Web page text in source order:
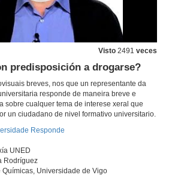
Visto 2491 veces
predisposición a drogarse?
breves, nos que un representante da
responde de maneira breve e
sobre cualquer tema de interese xeral que
un ciudadano de nivel formativo universitario.
Responde
UNED
Rodríguez
Químicas, Universidade de Vigo
20 de dec. de 2012
¿Por que o cadro de Las Meninas se chama así?
20 de dec. de 2012
¿O experimento subliminal dos flocos de millo e a Coca-Cola chegou a realizarse?
¿Engánannos os sentidos?
20 de dec. de 2012